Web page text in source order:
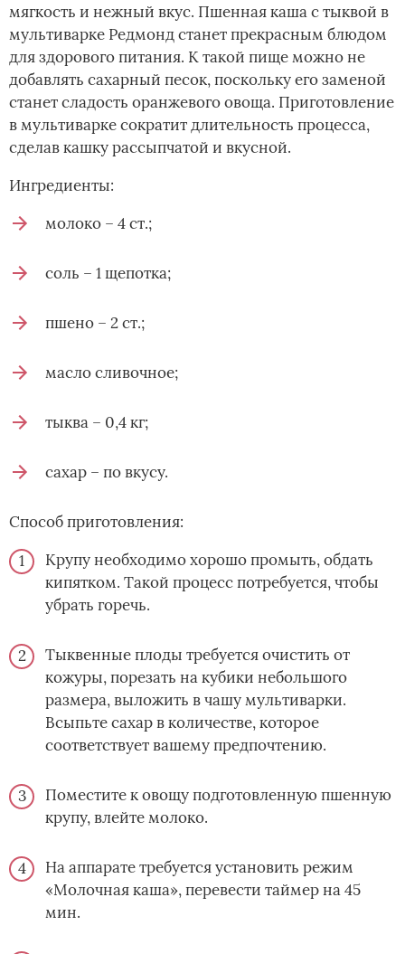
мягкость и нежный вкус. Пшенная каша с тыквой в
мультиварке Редмонд станет прекрасным блюдом
для здорового питания. К такой пище можно не
добавлять сахарный песок, поскольку его заменой
станет сладость оранжевого овоща. Приготовление
в мультиварке сократит длительность процесса,
сделав кашку рассыпчатой и вкусной.
Ингредиенты:
молоко – 4 ст.;
соль – 1 щепотка;
пшено – 2 ст.;
масло сливочное;
тыква – 0,4 кг;
сахар – по вкусу.
Способ приготовления:
Крупу необходимо хорошо промыть, обдать
кипятком. Такой процесс потребуется, чтобы
убрать горечь.
Тыквенные плоды требуется очистить от
кожуры, порезать на кубики небольшого
размера, выложить в чашу мультиварки.
Всыпьте сахар в количестве, которое
соответствует вашему предпочтению.
Поместите к овощу подготовленную пшенную
крупу, влейте молоко.
На аппарате требуется установить режим
«Молочная каша», перевести таймер на 45
мин.